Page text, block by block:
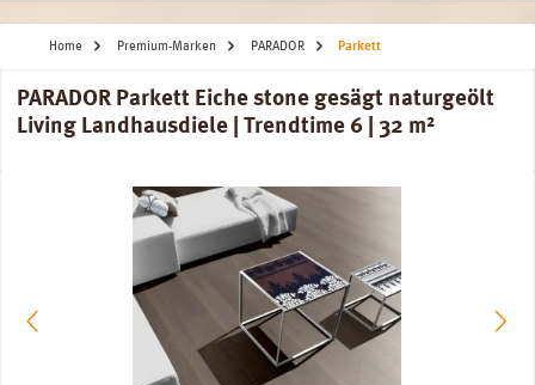
Home Premium-Marken PARADOR Parkett
PARADOR Parkett Eiche stone gesägt naturgeölt
Living Landhausdiele | Trendtime 6 | 32 m²
Bildergalerie überspringen